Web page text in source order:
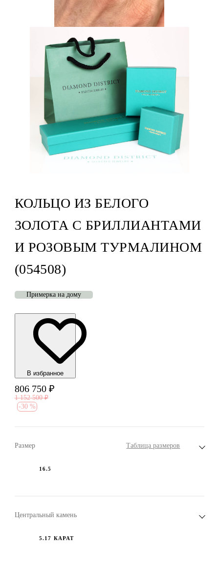
КОЛЬЦО ИЗ БЕЛОГО
ЗОЛОТА С БРИЛЛИАНТАМИ
И РОЗОВЫМ ТУРМАЛИНОМ
(054508)
Примерка на дому
В избранноe
806 750 ₽
1 152 500 ₽
-30 %
Размер Таблица размеров
16.5
Центральный камень
5.17 КАРАТ